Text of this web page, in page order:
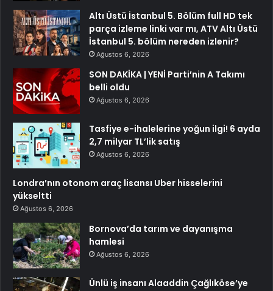
Altı Üstü İstanbul 5. Bölüm full HD tek
parça izleme linki var mı, ATV Altı Üstü
İstanbul 5. bölüm nereden izlenir?
Ağustos 6, 2026
SON DAKİKA | YENİ Parti’nin A Takımı
belli oldu
Ağustos 6, 2026
Tasfiye e-ihalelerine yoğun ilgi! 6 ayda
2,7 milyar TL’lik satış
Ağustos 6, 2026
Londra’nın otonom araç lisansı Uber hisselerini
yükseltti
Ağustos 6, 2026
Bornova’da tarım ve dayanışma
hamlesi
Ağustos 6, 2026
Ünlü iş insanı Alaaddin Çağlıköse’ye